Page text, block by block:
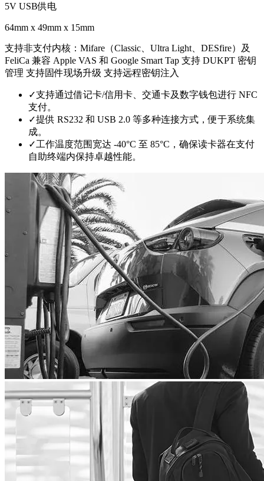
5V USB供电
64mm x 49mm x 15mm
支持非支付内核：Mifare（Classic、Ultra Light、DESfire）及
FeliCa 兼容 Apple VAS 和 Google Smart Tap 支持 DUKPT 密钥
管理 支持固件现场升级 支持远程密钥注入
✓支持通过借记卡/信用卡、交通卡及数字钱包进行 NFC
支付。
✓提供 RS232 和 USB 2.0 等多种连接方式，便于系统集
成。
✓工作温度范围宽达 -40°C 至 85°C，确保读卡器在支付
自助终端内保持卓越性能。